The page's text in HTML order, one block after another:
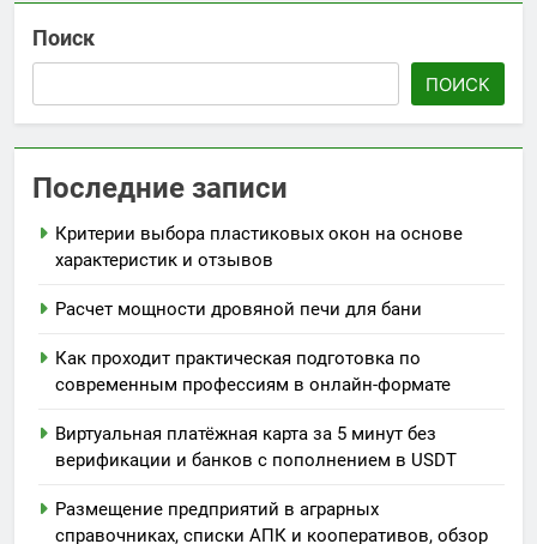
Поиск
ПОИСК
Последние записи
Критерии выбора пластиковых окон на основе
характеристик и отзывов
Расчет мощности дровяной печи для бани
Как проходит практическая подготовка по
современным профессиям в онлайн-формате
Виртуальная платёжная карта за 5 минут без
верификации и банков с пополнением в USDT
Размещение предприятий в аграрных
справочниках, списки АПК и кооперативов, обзор